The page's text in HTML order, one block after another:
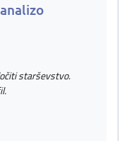
starševstvo.